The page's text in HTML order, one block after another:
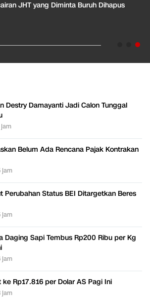
JHT yang Diminta Buruh Dihapus
Destry Damayanti Jadi Calon Tunggal
Belum Ada Rencana Pajak Kontrakan
jam
Perubahan Status BEI Ditargetkan Beres
jam
Daging Sapi Tembus Rp200 Ribu per Kg
jam
Rp17.816 per Dolar AS Pagi Ini
jam